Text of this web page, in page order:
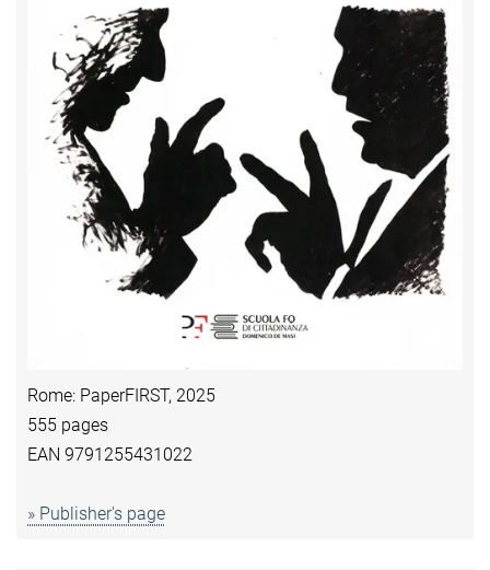
Rome: PaperFIRST, 2025
555 pages
EAN 9791255431022
» Publisher's page